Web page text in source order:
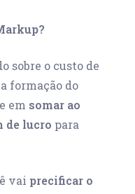
sobre o custo de
formação do
em somar ao
de lucro para
vai precificar o